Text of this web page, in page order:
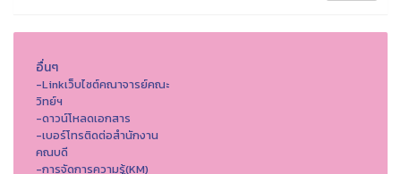
อื่นๆ
-Linkเว็บไซต์คณาจารย์คณะ
วิทย์ฯ
-ดาวน์โหลดเอกสาร
-เบอร์โทรติดต่อสำนักงาน
คณบดี
-การจัดการความรู้(KM)